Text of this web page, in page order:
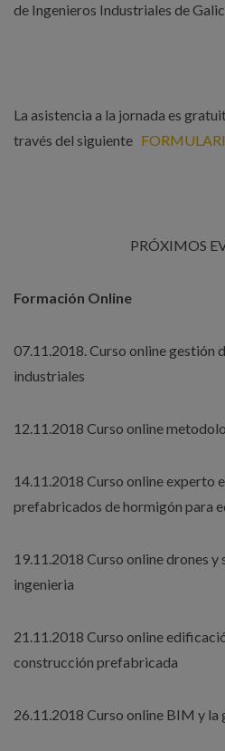
de Ingenieros Industriales de
La asistencia a la jornada es
través del siguiente
PRÓXIMOS
Formación Online
07.11.2018. Curso online gestión
industriales
12.11.2018 Curso online
14.11.2018 Curso online experto
prefabricados de hormigón para
19.11.2018 Curso online drones y
ingenieria
21.11.2018 Curso online
construcción prefabricada
26.11.2018 Curso online BIM y la